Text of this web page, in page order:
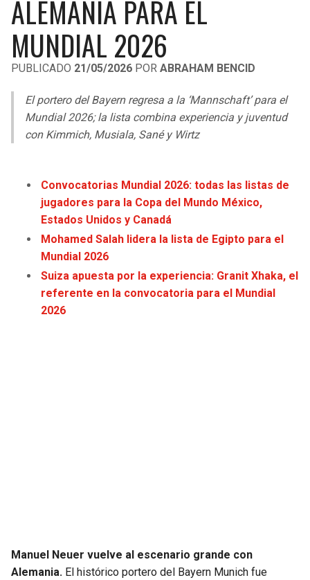
LIGA DE EXPANSIÓN MX
LEAGUES CUP
UEFA EUROPA LEAGUE
UEFA CONFERENCE LEAGUE
MLS
COPA LIBERTADORES
COPA SUDAMERICANA
OTRAS LIGAS
RAIDERS
CHARGERS
RAVENS
STEELERS
TEXANS
RAMS
CAVALIERS
PISTONS
PACERS
HORNETS
HEAT
ROCKETS
ALEMANIA PARA EL
MUNDIAL 2026
PUBLICADO 21/05/2026 POR ABRAHAM BENCID
El portero del Bayern regresa a la ‘Mannschaft’ para el
Mundial 2026; la lista combina experiencia y juventud
con Kimmich, Musiala, Sané y Wirtz
Convocatorias Mundial 2026: todas las listas de
jugadores para la Copa del Mundo México,
Estados Unidos y Canadá
Mohamed Salah lidera la lista de Egipto para el
Mundial 2026
Suiza apuesta por la experiencia: Granit Xhaka, el
referente en la convocatoria para el Mundial
2026
Manuel Neuer vuelve al escenario grande con
Alemania. El histórico portero del Bayern Munich fue